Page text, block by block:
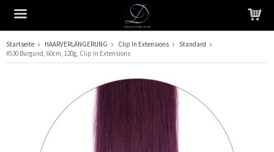
Das Produkt wurde in Ihren Warenkorb gelegt
Startseite HAARVERLÄNGERUNG Clip In Extensions
Standard
#530 Burgund, 60cm, 120g, Clip In Extensions